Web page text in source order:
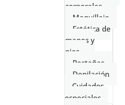
corporales
Maquillaje
Estética de
manos y
pies
Pestañas
Depilación
Cuidados
especiales